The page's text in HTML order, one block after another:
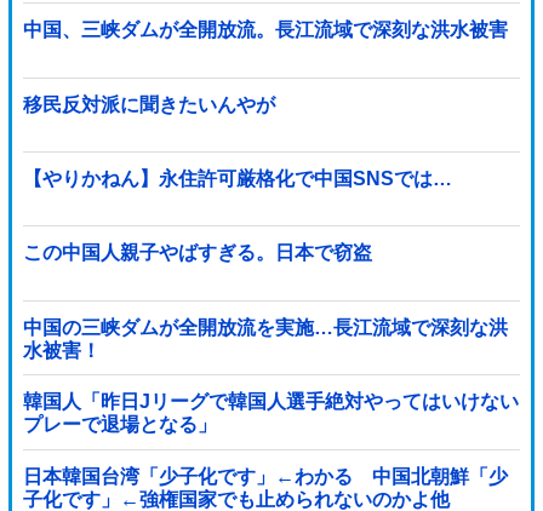
中国、三峡ダムが全開放流。長江流域で深刻な洪水被害
移民反対派に聞きたいんやが
【やりかねん】永住許可厳格化で中国SNSでは…
この中国人親子やばすぎる。日本で窃盗
中国の三峡ダムが全開放流を実施…長江流域で深刻な洪
水被害！
韓国人「昨日Jリーグで韓国人選手絶対やってはいけない
プレーで退場となる」
日本韓国台湾「少子化です」←わかる 中国北朝鮮「少
子化です」←強権国家でも止められないのかよ他